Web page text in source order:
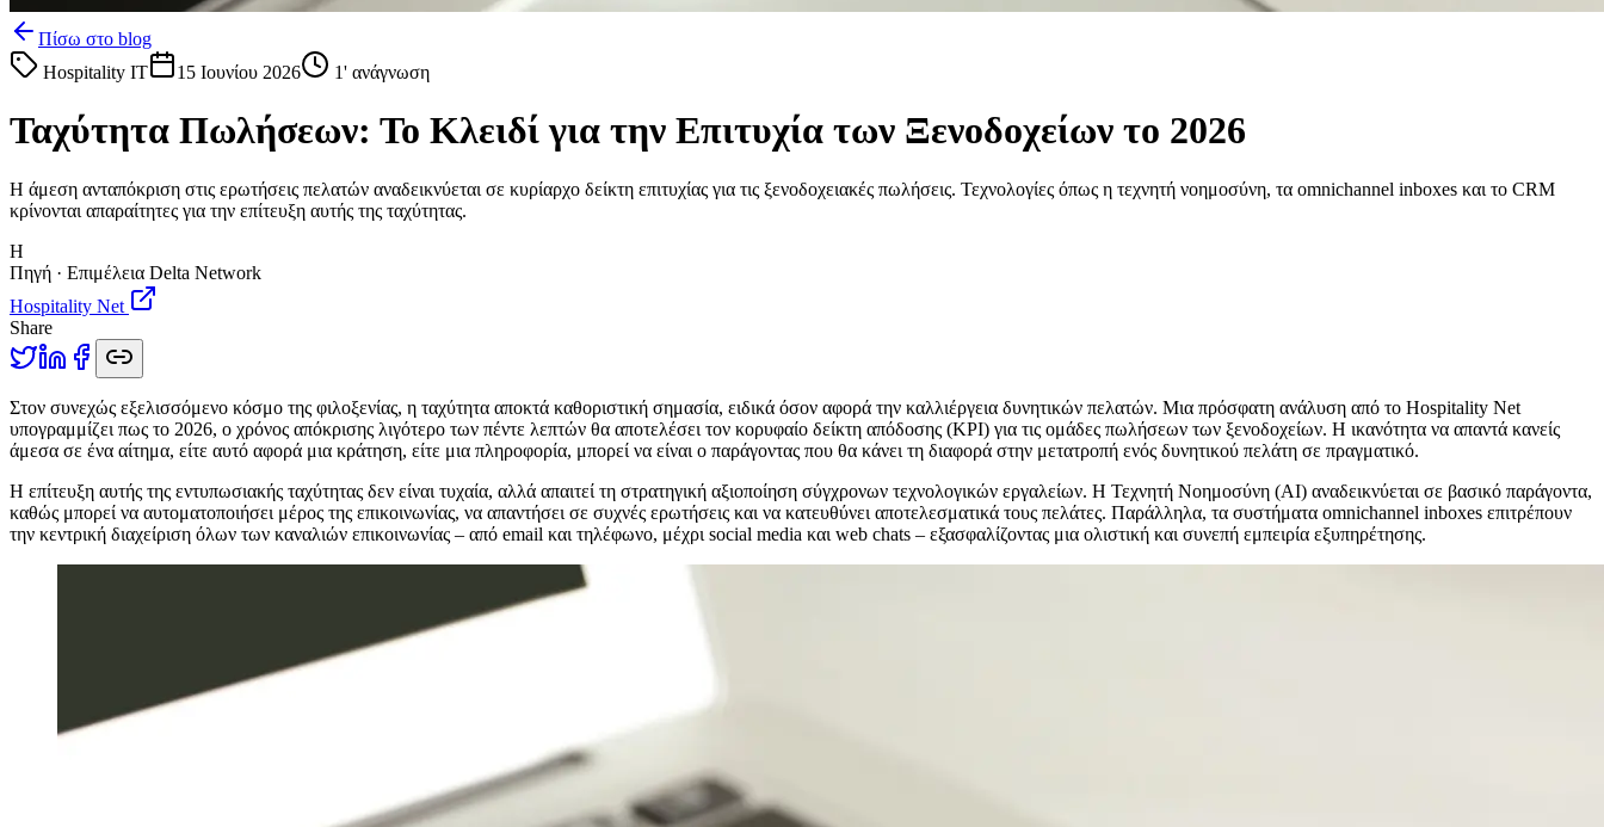
Πίσω στο blog
Hospitality IT
15 Ιουνίου 2026 1' ανάγνωση
Ταχύτητα Πωλήσεων: Το Κλειδί για την Επιτυχία των Ξενοδοχείων το 2026
Η άμεση ανταπόκριση στις ερωτήσεις πελατών αναδεικνύεται σε κυρίαρχο δείκτη επιτυχίας για τις ξενοδοχειακές πωλήσεις. Τεχνολογίες όπως η τεχνητή νοημοσύνη, τα omnichannel inboxes και το CRM
κρίνονται απαραίτητες για την επίτευξη αυτής της ταχύτητας.
H
Πηγή · Επιμέλεια Delta Network
Hospitality Net
Share
Στον συνεχώς εξελισσόμενο κόσμο της φιλοξενίας, η ταχύτητα αποκτά καθοριστική σημασία, ειδικά όσον αφορά την καλλιέργεια δυνητικών πελατών. Μια πρόσφατη ανάλυση από το Hospitality Net
υπογραμμίζει πως το 2026, ο χρόνος απόκρισης λιγότερο των πέντε λεπτών θα αποτελέσει τον κορυφαίο δείκτη απόδοσης (KPI) για τις ομάδες πωλήσεων των ξενοδοχείων. Η ικανότητα να απαντά κανείς
άμεσα σε ένα αίτημα, είτε αυτό αφορά μια κράτηση, είτε μια πληροφορία, μπορεί να είναι ο παράγοντας που θα κάνει τη διαφορά στην μετατροπή ενός δυνητικού πελάτη σε πραγματικό.
Η επίτευξη αυτής της εντυπωσιακής ταχύτητας δεν είναι τυχαία, αλλά απαιτεί τη στρατηγική αξιοποίηση σύγχρονων τεχνολογικών εργαλείων. Η Τεχνητή Νοημοσύνη (AI) αναδεικνύεται σε βασικό παράγοντα,
καθώς μπορεί να αυτοματοποιήσει μέρος της επικοινωνίας, να απαντήσει σε συχνές ερωτήσεις και να κατευθύνει αποτελεσματικά τους πελάτες. Παράλληλα, τα συστήματα omnichannel inboxes επιτρέπουν
την κεντρική διαχείριση όλων των καναλιών επικοινωνίας – από email και τηλέφωνο, μέχρι social media και web chats – εξασφαλίζοντας μια ολιστική και συνεπή εμπειρία εξυπηρέτησης.